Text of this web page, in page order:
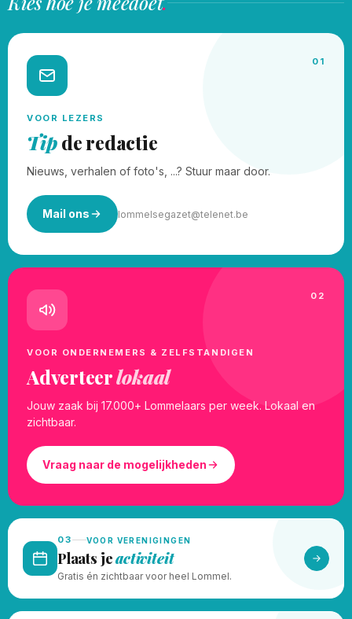
01
VOOR LEZERS
Tipde redactie
Nieuws, verhalen of foto's, ...? Stuur maar door.
Mail ons lommelsegazet@telenet.be
02
VOOR ONDERNEMERS & ZELFSTANDIGEN
Adverteerlokaal
Jouw zaak bij 17.000+ Lommelaars per week. Lokaal en
zichtbaar.
Vraag naar de mogelijkheden
03 VOOR VERENIGINGEN
Plaats jeactiviteit
Gratis én zichtbaar voor heel Lommel.